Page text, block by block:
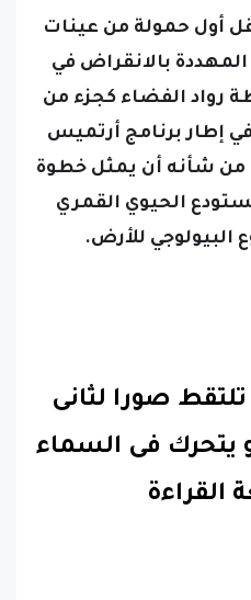
أول حمولة من عينات
المهددة بالانقراض في
رواد الفضاء كجزء من
إطار برنامج أرتميس
من شأنه أن يمثل خطوة
الحيوي القمري
البيولوجي للأرض.
صورا لثانى
يتحرك فى السماء
القراءة